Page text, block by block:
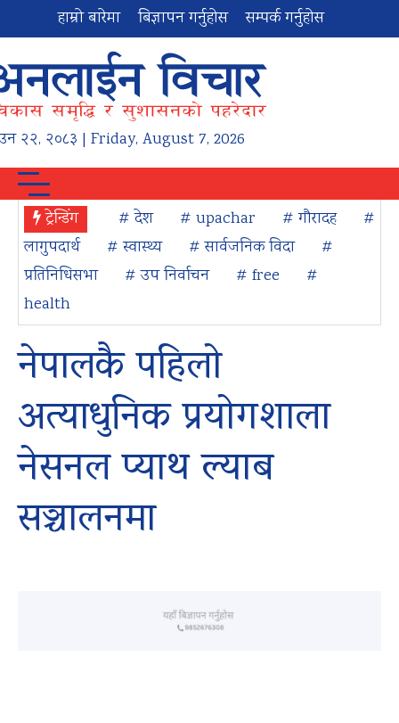
हाम्रो बारेमा बिज्ञापन गर्नुहोस सम्पर्क गर्नुहोस
२२, २०८३ | Friday, August 7, 2026
ट्रेन्डिंग # देश # upachar # गौरादह
#
लागुपदार्थ
# स्वास्थ्य # सार्वजनिक विदा
#
प्रतिनिधिसभा
# उप निर्वाचन # free
#
health
नेपालकै पहिलो
अत्याधुनिक प्रयोगशाला
नेसनल प्याथ ल्याब
सञ्चालनमा